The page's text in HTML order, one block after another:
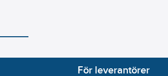
För leverantörer